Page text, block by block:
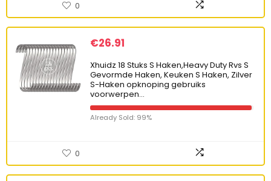
0
€26.91
Xhuidz 18 Stuks S Haken,Heavy Duty Rvs S
Gevormde Haken, Keuken S Haken, Zilver
S-Haken opknoping gebruiks
voorwerpen…
Already Sold: 99%
0